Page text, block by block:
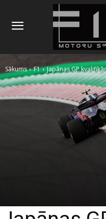
Sākums F1 Japānas GP